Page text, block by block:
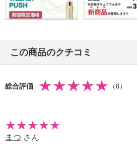
この商品のクチコミ
総合評価 （8）
まつ さん